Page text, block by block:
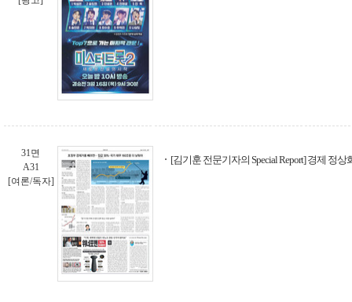
31면
A31
[여론/독자]
[김기훈 전문기자의 Special Report] 경제 정상